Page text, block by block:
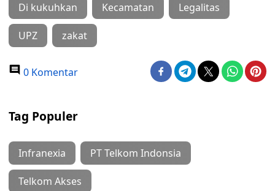
Di kukuhkan Kecamatan Legalitas
UPZ zakat
0 Komentar
Tag Populer
Infranexia PT Telkom Indonsia
Telkom Akses